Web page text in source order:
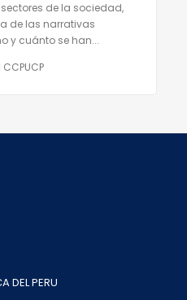
de la sociedad,
de las narrativas
y cuánto se han...
DEL PERU